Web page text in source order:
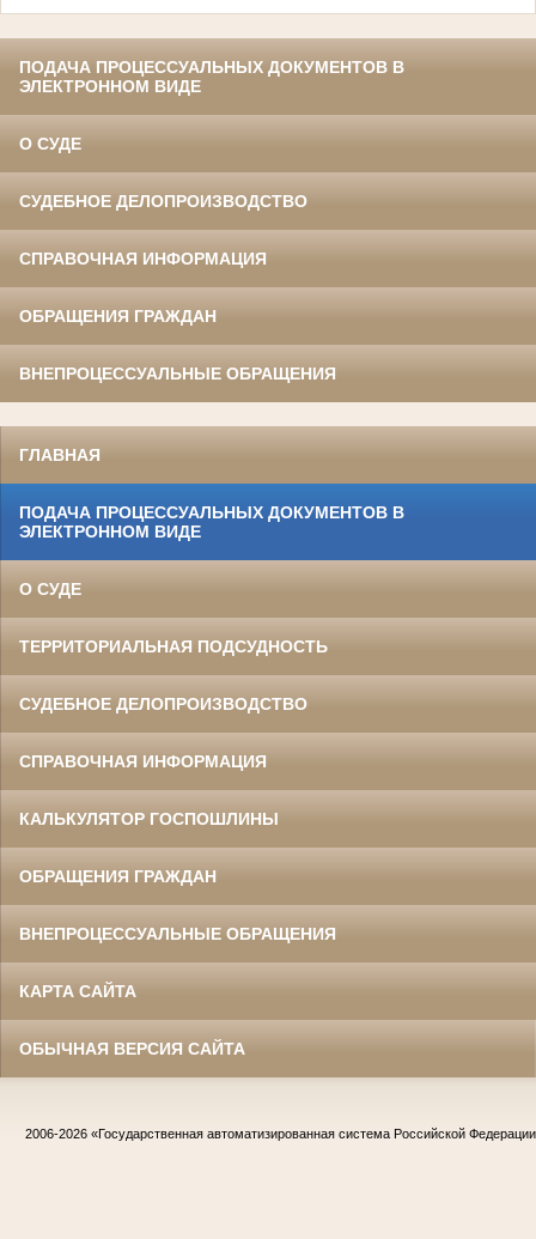
ПОДАЧА ПРОЦЕССУАЛЬНЫХ ДОКУМЕНТОВ В
ЭЛЕКТРОННОМ ВИДЕ
О СУДЕ
СУДЕБНОЕ ДЕЛОПРОИЗВОДСТВО
СПРАВОЧНАЯ ИНФОРМАЦИЯ
ОБРАЩЕНИЯ ГРАЖДАН
ВНЕПРОЦЕССУАЛЬНЫЕ ОБРАЩЕНИЯ
ГЛАВНАЯ
ПОДАЧА ПРОЦЕССУАЛЬНЫХ ДОКУМЕНТОВ В
ЭЛЕКТРОННОМ ВИДЕ
О СУДЕ
ТЕРРИТОРИАЛЬНАЯ ПОДСУДНОСТЬ
СУДЕБНОЕ ДЕЛОПРОИЗВОДСТВО
СПРАВОЧНАЯ ИНФОРМАЦИЯ
КАЛЬКУЛЯТОР ГОСПОШЛИНЫ
ОБРАЩЕНИЯ ГРАЖДАН
ВНЕПРОЦЕССУАЛЬНЫЕ ОБРАЩЕНИЯ
КАРТА САЙТА
ОБЫЧНАЯ ВЕРСИЯ САЙТА
2006-2026 «Государственная автоматизированная система Российской